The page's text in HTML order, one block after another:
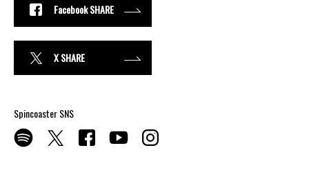
Facebook SHARE
X SHARE
Spincoaster SNS